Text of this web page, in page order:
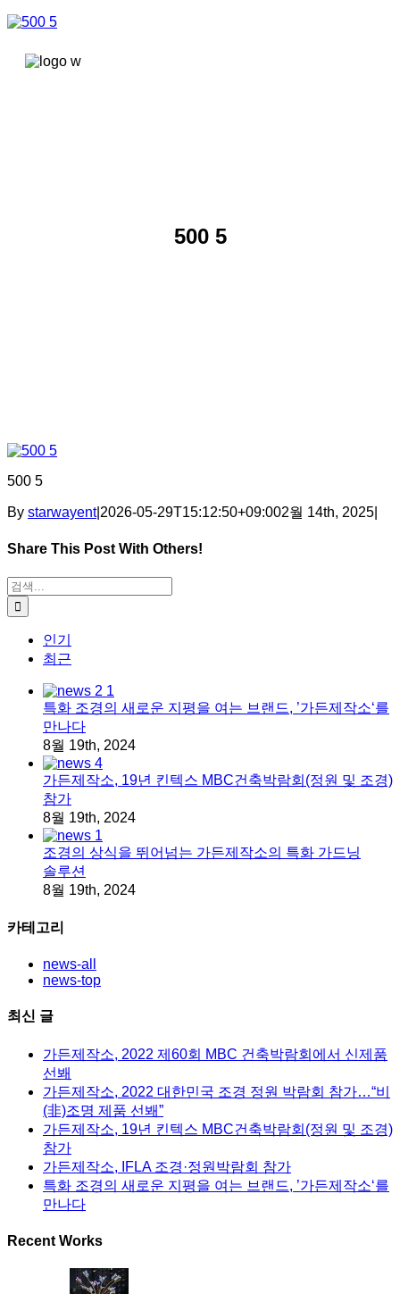
콘텐츠로
500 5
500 5
By starwayent| 2026-05-29T15:12:50+09:002월 14th, 2025
Share This Post With Others!
Facebook
X
Tumblr
Pinterest
이메일
검색:
인기
최근
특화 조경의 새로운 지평을 여는 브랜드, ’가든제작소‘를
만나다
8월 19th, 2024
가든제작소, 19년 킨텍스 MBC건축박람회(정원 및 조경)
참가
8월 19th, 2024
조경의 상식을 뛰어넘는 가든제작소의 특화 가드닝
솔루션
8월 19th, 2024
카테고리
news-all
news-top
최신 글
가든제작소, 2022 제60회 MBC 건축박람회에서 신제품
선봬
가든제작소, 2022 대한민국 조경 정원 박람회 참가…“비
(非)조명 제품 선봬”
가든제작소, 19년 킨텍스 MBC건축박람회(정원 및 조경)
참가
가든제작소, IFLA 조경·정원박람회 참가
특화 조경의 새로운 지평을 여는 브랜드, ’가든제작소‘를
만나다
Recent Works